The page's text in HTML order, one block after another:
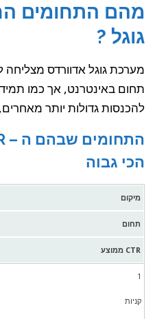
מהם התחומים
גוגל ?
מערכת גוגל אדוורדס מצליחה
תחום באינטרנט, אך כמו
להכנסות גדולות יותר
הכי גבוה
מיקום
תחום
CTR ממוצע
1
קניות